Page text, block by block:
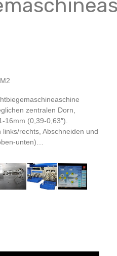
zentralen Dorn,
16mm (0,39-0,63″).
rechts, Abschneiden und
unten)…